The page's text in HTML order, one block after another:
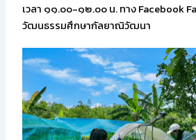
เวลา ๑๑.๐๐-๑๒.๐๐ น. ทาง Facebook
วัฒนธรรมศึกษากัลยาณิวัฒนา